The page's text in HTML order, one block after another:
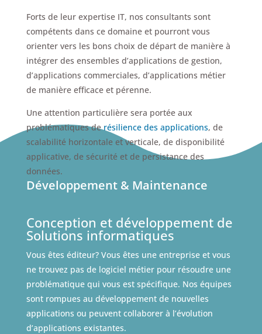
Forts de leur expertise IT, nos consultants sont
compétents dans ce domaine et pourront vous
orienter vers les bons choix de départ de manière à
intégrer des ensembles d’applications de gestion,
d’applications commerciales, d’applications métier
de manière efficace et pérenne.
Une attention particulière sera portée aux
problématiques derésilience des applications, de
scalabilité horizontale et verticale, de disponibilité
applicative, de sécurité et de persistance des
données.
Développement & Maintenance
Conception et développement de
Solutions informatiques
Vous êtes éditeur? Vous êtes une entreprise et vous
ne trouvez pas de logiciel métier pour résoudre une
problématique qui vous est spécifique. Nos équipes
sont rompues au développement de nouvelles
applications ou peuvent collaborer à l’évolution
d’applications existantes.